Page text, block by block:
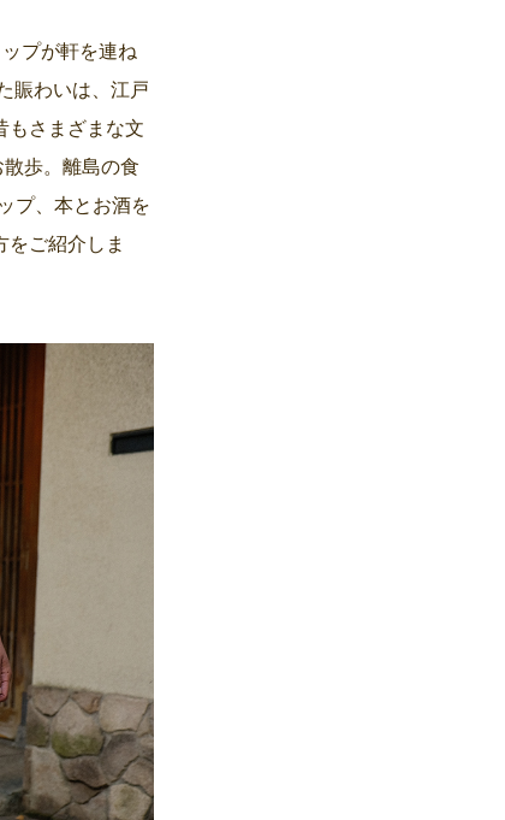
プが軒を連ね
賑わいは、江戸
もさまざまな文
歩。離島の食
プ、本とお酒を
ご紹介しま